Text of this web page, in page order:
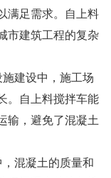
满足需求。自上料
市建筑工程的复杂
建设中，施工场
。自上料搅拌车能
输，避免了混凝土
混凝土的质量和